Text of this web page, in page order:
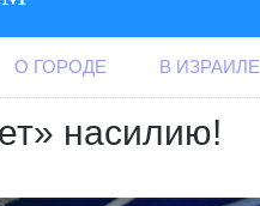
О ГОРОДЕ В ИЗРАИЛЕ
насилию!